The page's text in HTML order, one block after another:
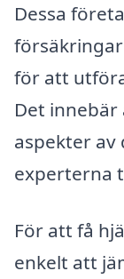
Dessa
för att
Det
aspekter
experterna
För att få
enkelt att